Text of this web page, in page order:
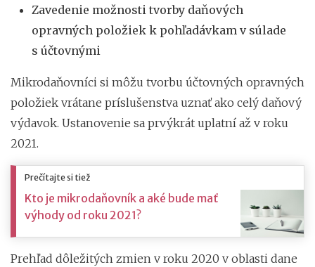
Zavedenie možnosti tvorby daňových
opravných položiek k pohľadávkam v súlade
s účtovnými
Mikrodaňovníci si môžu tvorbu účtovných opravných
položiek vrátane príslušenstva uznať ako celý daňový
výdavok. Ustanovenie sa prvýkrát uplatní až v roku
2021.
Prečítajte si tiež
Kto je mikrodaňovník a aké bude mať
výhody od roku 2021?
Prehľad dôležitých zmien v roku 2020 v oblasti dane